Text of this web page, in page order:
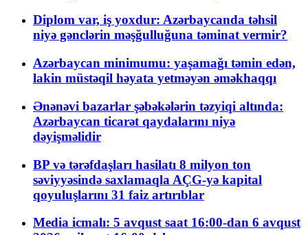
Diplom var, iş yoxdur: Azərbaycanda təhsil
niyə gənclərin məşğulluğuna təminat vermir?
Azərbaycan minimumu: yaşamağı təmin edən,
lakin müstəqil həyata yetməyən əməkhaqqı
Ənənəvi bazarlar şəbəkələrin təzyiqi altında:
Azərbaycan ticarət qaydalarını niyə
dəyişməlidir
BP və tərəfdaşları hasilatı 8 milyon ton
səviyyəsində saxlamaqla AÇG-yə kapital
qoyuluşlarını 31 faiz artırıblar
Media icmalı: 5 avqust saat 16:00-dan 6 avqust